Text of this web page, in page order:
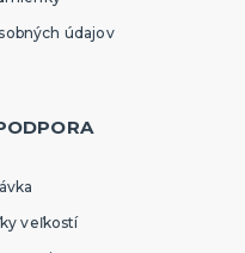
údajov
veľkostí